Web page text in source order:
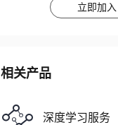
立即加入
相关产品
深度学习服务